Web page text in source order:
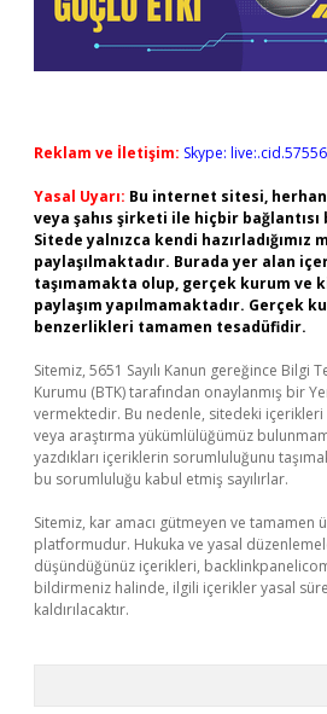
Reklam ve İletişim: Skype:
Yasal Uyarı: Bu internet sitesi,
veya şahıs şirketi ile hiçbir
Sitede yalnızca kendi hazırladığımız
paylaşılmaktadır. Burada yer alan
taşımamakta olup, gerçek kurum ve
paylaşım yapılmamaktadır. Gerçek
benzerlikleri tamamen tesadüfidir.
Sitemiz, 5651 Sayılı Kanun gereğince Bilgi
Kurumu (BTK) tarafından onaylanmış bir
vermektedir. Bu nedenle, sitedeki
veya araştırma yükümlülüğümüz
yazdıkları içeriklerin sorumluluğunu
bu sorumluluğu kabul etmiş sayılırlar.
Sitemiz, kar amacı gütmeyen ve tamamen
platformudur. Hukuka ve yasal
düşündüğünüz içerikleri,
bildirmeniz halinde, ilgili içerikler yasal
kaldırılacaktır.